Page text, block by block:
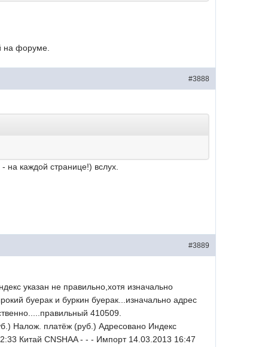
на форуме.
#3888
каждой странице!) вслух.
#3889
указан не правильно,хотя изначально
буерак и буркин буерак...изначально адрес
410509.
Налож. платёж (руб.) Адресовано Индекс
Китай CNSHAA - - - Импорт 14.03.2013 16:47